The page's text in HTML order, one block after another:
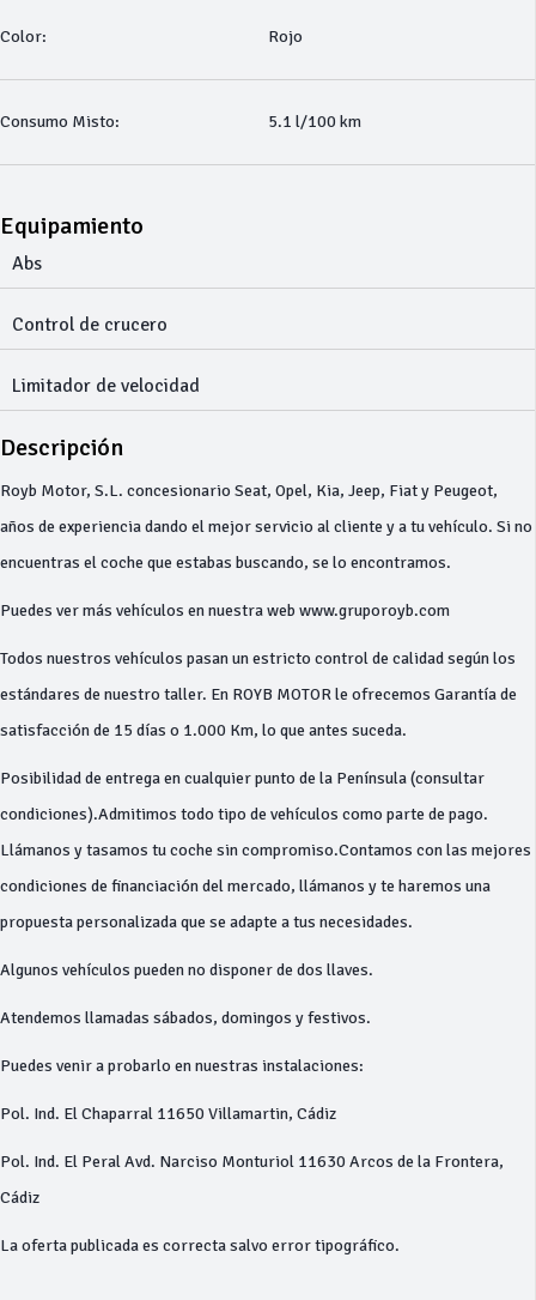
Color: Rojo
Consumo Misto: 5.1 l/100 km
Equipamiento
Abs
Control de crucero
Limitador de velocidad
Descripción
Royb Motor, S.L. concesionario Seat, Opel, Kia, Jeep, Fiat y Peugeot,
años de experiencia dando el mejor servicio al cliente y a tu vehículo. Si no
encuentras el coche que estabas buscando, se lo encontramos.
Puedes ver más vehículos en nuestra web www.gruporoyb.com
Todos nuestros vehículos pasan un estricto control de calidad según los
estándares de nuestro taller. En ROYB MOTOR le ofrecemos Garantía de
satisfacción de 15 días o 1.000 Km, lo que antes suceda.
Posibilidad de entrega en cualquier punto de la Península (consultar
condiciones).Admitimos todo tipo de vehículos como parte de pago.
Llámanos y tasamos tu coche sin compromiso.Contamos con las mejores
condiciones de financiación del mercado, llámanos y te haremos una
propuesta personalizada que se adapte a tus necesidades.
Algunos vehículos pueden no disponer de dos llaves.
Atendemos llamadas sábados, domingos y festivos.
Puedes venir a probarlo en nuestras instalaciones:
Pol. Ind. El Chaparral 11650 Villamartin, Cádiz
Pol. Ind. El Peral Avd. Narciso Monturiol 11630 Arcos de la Frontera,
Cádiz
La oferta publicada es correcta salvo error tipográfico.